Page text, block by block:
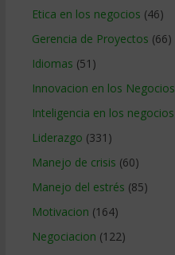
Etica en los negocios (46)
Gerencia de Proyectos (66)
Idiomas (51)
Innovacion en los Negocios
Inteligencia en los negocios
Liderazgo (331)
Manejo de crisis (60)
Manejo del estrés (85)
Motivacion (164)
Negociacion (122)